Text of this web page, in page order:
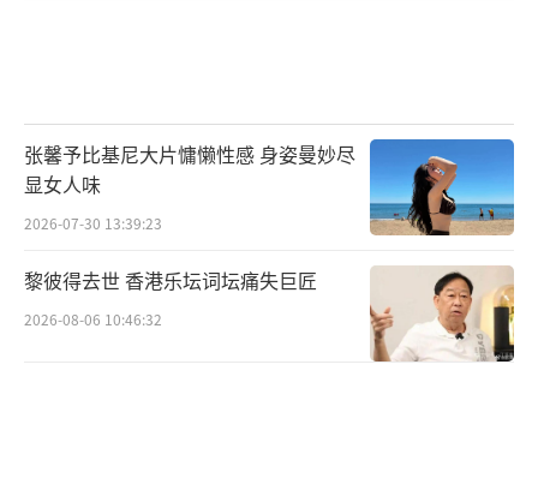
张馨予比基尼大片慵懒性感 身姿曼妙尽
显女人味
2026-07-30 13:39:23
黎彼得去世 香港乐坛词坛痛失巨匠
2026-08-06 10:46:32